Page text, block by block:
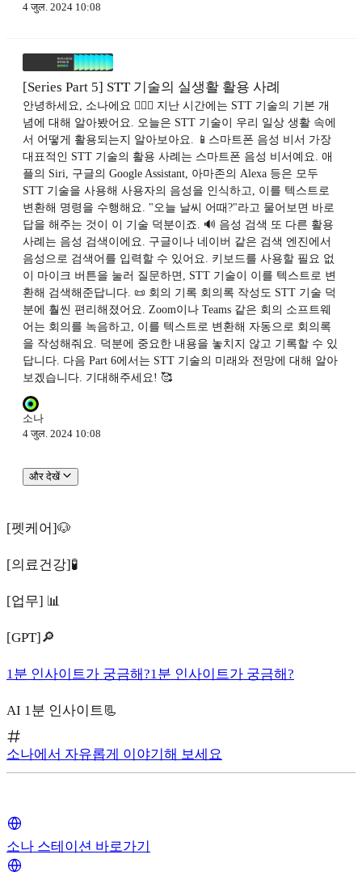
4 जुल. 2024 10:08
[Series Part 5] STT 기술의 실생활 활용 사례
안녕하세요, 소나에요 🙋🏻‍♀️ 지난 시간에는 STT 기술의 기본 개
념에 대해 알아봤어요. 오늘은 STT 기술이 우리 일상 생활 속에
서 어떻게 활용되는지 알아보아요. 📱스마트폰 음성 비서 가장
대표적인 STT 기술의 활용 사례는 스마트폰 음성 비서예요. 애
플의 Siri, 구글의 Google Assistant, 아마존의 Alexa 등은 모두
STT 기술을 사용해 사용자의 음성을 인식하고, 이를 텍스트로
변환해 명령을 수행해요. "오늘 날씨 어때?"라고 물어보면 바로
답을 해주는 것이 이 기술 덕분이죠. 🔊 음성 검색 또 다른 활용
사례는 음성 검색이에요. 구글이나 네이버 같은 검색 엔진에서
음성으로 검색어를 입력할 수 있어요. 키보드를 사용할 필요 없
이 마이크 버튼을 눌러 질문하면, STT 기술이 이를 텍스트로 변
환해 검색해준답니다. 📜 회의 기록 회의록 작성도 STT 기술 덕
분에 훨씬 편리해졌어요. Zoom이나 Teams 같은 회의 소프트웨
어는 회의를 녹음하고, 이를 텍스트로 변환해 자동으로 회의록
을 작성해줘요. 덕분에 중요한 내용을 놓치지 않고 기록할 수 있
답니다. 다음 Part 6에서는 STT 기술의 미래와 전망에 대해 알아
보겠습니다. 기대해주세요! 🥰
소나
4 जुल. 2024 10:08
और देखें
[펫케어]🐶
[의료건강]🧪
[업무] 📊
[GPT]🔎
1분 인사이트가 궁금해?1분 인사이트가 궁금해?
AI 1분 인사이트📃
소나에서 자유롭게 이야기해 보세요
소나 스테이션 바로가기